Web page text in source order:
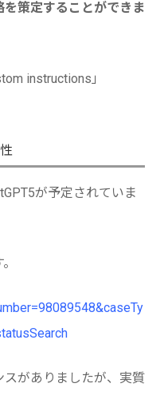
策定することができま
instructions」
が予定されていま
がありましたが、実質